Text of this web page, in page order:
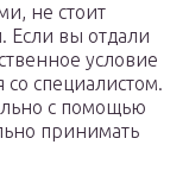
не стоит
Если вы отдали
условие
со специалистом.
с помощью
принимать